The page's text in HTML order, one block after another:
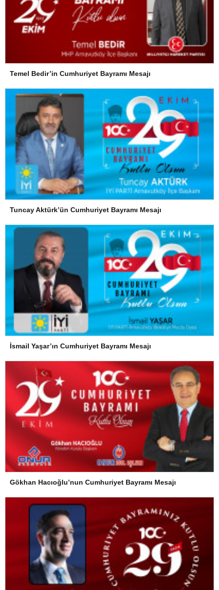
Temel Bedir’in Cumhuriyet Bayramı Mesajı
Tuncay Aktürk’ün Cumhuriyet Bayramı Mesajı
İsmail Yaşar’ın Cumhuriyet Bayramı Mesajı
Gökhan Hacıoğlu’nun Cumhuriyet Bayramı Mesajı